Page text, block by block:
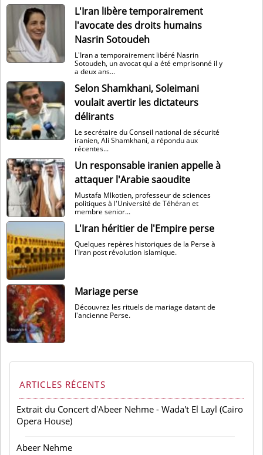
L'Iran libère temporairement
l'avocate des droits humains
Nasrin Sotoudeh
L'Iran a temporairement libéré Nasrin
Sotoudeh, un avocat qui a été emprisonné il y
a deux ans...
Selon Shamkhani, Soleimani
voulait avertir les dictateurs
délirants
Le secrétaire du Conseil national de sécurité
iranien, Ali Shamkhani, a répondu aux
récentes...
Un responsable iranien appelle à
attaquer l'Arabie saoudite
Mustafa Mlkotien, professeur de sciences
politiques à l'Université de Téhéran et
membre senior...
L'Iran héritier de l'Empire perse
Quelques repères historiques de la Perse à
l'Iran post révolution islamique.
Mariage perse
Découvrez les rituels de mariage datant de
l'ancienne Perse.
ARTICLES RÉCENTS
Extrait du Concert d'Abeer Nehme - Wada't El Layl (Cairo
Opera House)
Abeer Nehme